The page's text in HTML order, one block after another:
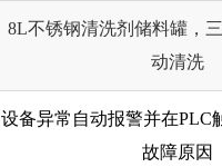
8L不锈钢清洗剂储料罐，
动清洗
设备异常自动报警并在PLC
故障原因